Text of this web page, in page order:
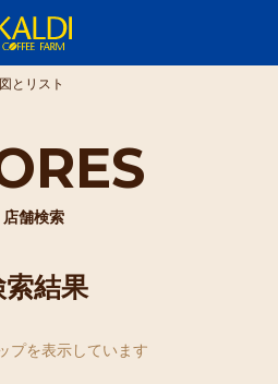
店舗検索
とリスト
索結果
プを表示しています